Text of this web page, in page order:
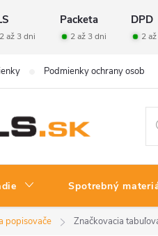
Packeta DPD
2 až 3 dni 2 až 3 dni 2
Podmienky ochrany
Spotrebný
popisovače Značkovacia